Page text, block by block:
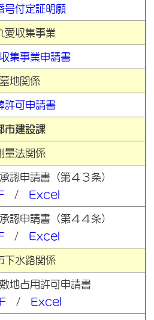
号付定証明願
愛収集事業
集事業申請書
墓地関係
許可申請書
市建設課
量法関係
認申請書（第４３条）
/ Excel
認申請書（第４４条）
/ Excel
下水路関係
地占用許可申請書
/ Excel